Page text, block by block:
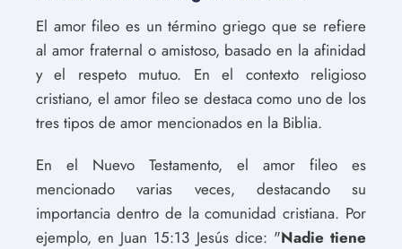
El amor fileo es un término griego que se refiere
al amor fraternal o amistoso, basado en la afinidad
y el respeto mutuo. En el contexto religioso
cristiano, el amor fileo se destaca como uno de los
tres tipos de amor mencionados en la Biblia.
En el Nuevo Testamento, el amor fileo es
mencionado varias veces, destacando su
importancia dentro de la comunidad cristiana. Por
ejemplo, en Juan 15:13 Jesús dice: "Nadie tiene